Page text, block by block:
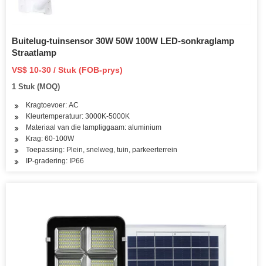
Buitelug-tuinsensor 30W 50W 100W LED-sonkraglamp
Straatlamp
VS$ 10-30 / Stuk (FOB-prys)
1 Stuk (MOQ)
Kragtoevoer: AC
Kleurtemperatuur: 3000K-5000K
Materiaal van die lampliggaam: aluminium
Krag: 60-100W
Toepassing: Plein, snelweg, tuin, parkeerterrein
IP-gradering: IP66